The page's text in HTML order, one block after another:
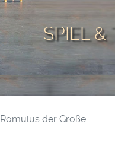
SPIEL &
Romulus der Große